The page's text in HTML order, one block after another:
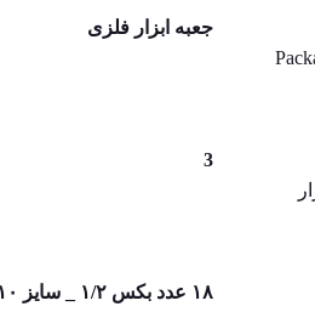
جعبه ابزار فلزی
3
۱۸ عدد بکس ۱/۲ _ سایز ۱۰ تا ۳۲